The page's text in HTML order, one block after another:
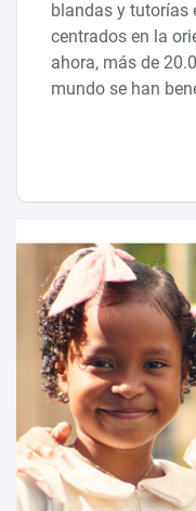
blandas y tutorías
centrados en la
ahora, más de
mundo se han